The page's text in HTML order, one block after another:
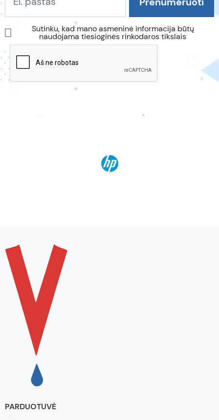
Sutinku, kad mano asmeninė informacija būtų
naudojama tiesioginės rinkodaros tikslais
PARDUOTUVĖ